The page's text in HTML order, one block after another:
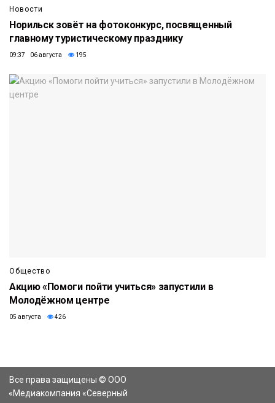
Новости
Норильск зовёт на фотоконкурс, посвященный
главному туристическому празднику
09:37 06 августа 195
Общество
Акцию «Помоги пойти учиться» запустили в
Молодёжном центре
05 августа 426
Все права защищены © ООО
«Медиакомпания «Северный